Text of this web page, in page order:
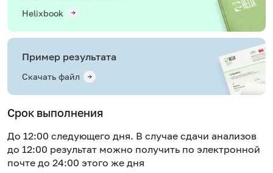
Helixbook
Пример результата
Скачать файл
Срок выполнения
До 12:00 следующего дня. В случае сдачи анализов
до 12:00 результат можно получить по электронной
почте до 24:00 этого же дня